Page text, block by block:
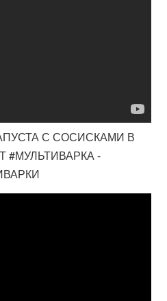
С СОСИСКАМИ В
#МУЛЬТИВАРКА -